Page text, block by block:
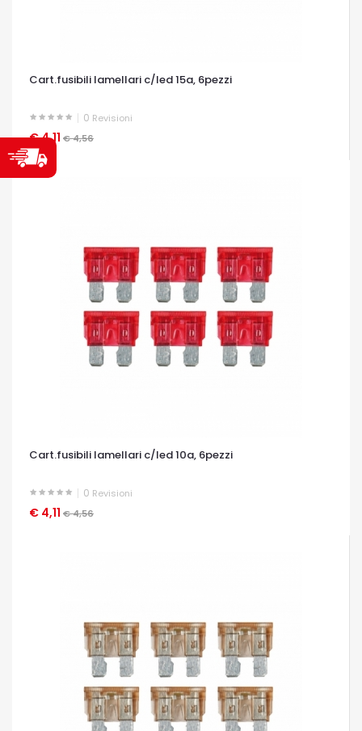
Cart.fusibili lamellari c/led 15a, 6pezzi
0 Revisioni
€ 4,11 € 4,56
OCCHIATA VELOCE
Cart.fusibili lamellari c/led 10a, 6pezzi
0 Revisioni
€ 4,11 € 4,56
OCCHIATA VELOCE